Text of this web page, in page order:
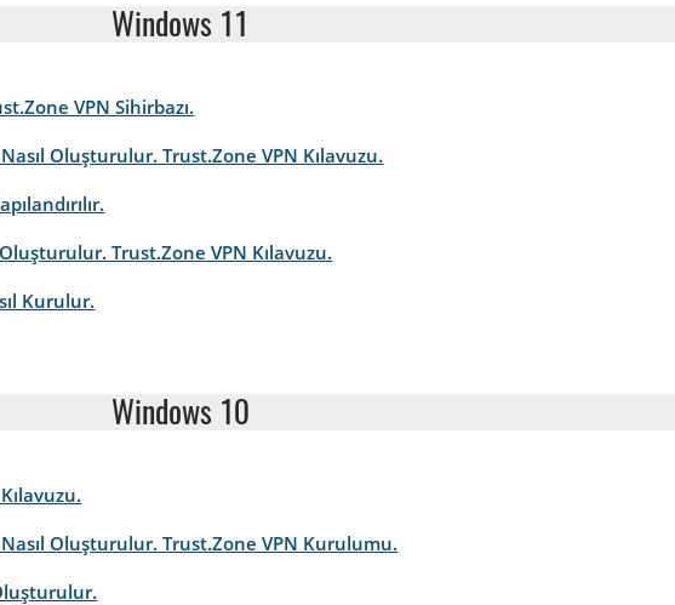
Windows 11
VPN Sihirbazı.
Oluşturulur. Trust.Zone VPN Kılavuzu.
Trust.Zone VPN Kılavuzu.
Kurulur.
Windows 10
Oluşturulur. Trust.Zone VPN Kurulumu.